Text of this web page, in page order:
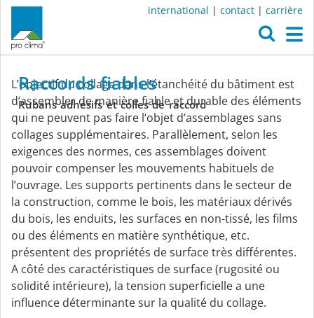
international | contact | carrière
Raccords
fiables
Raccords fiables
Rubans adhésifs et colles de raccord
L’objectif du collage dans l’étanchéité du bâtiment est
d‘assembler de manière fiable et durable des éléments
qui ne peuvent pas faire l‘objet d‘assemblages sans
collages supplémentaires. Parallèlement, selon les
exigences des normes, ces assemblages doivent
pouvoir compenser les mouvements habituels de
l’ouvrage. Les supports pertinents dans le secteur de
la construction, comme le bois, les matériaux dérivés
du bois, les enduits, les surfaces en non-tissé, les films
ou des éléments en matière synthétique, etc.
présentent des propriétés de surface très différentes.
A côté des caractéristiques de surface (rugosité ou
solidité intérieure), la tension superficielle a une
influence déterminante sur la qualité du collage.